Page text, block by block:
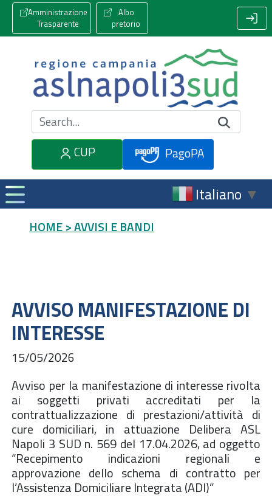
Amministrazione
Trasparente
Albo
pretorio
Cerca nel sito
CUP
PagoPA
Italiano ▼
HOME > AVVISI E BANDI
AVVISO MANIFESTAZIONE DI
INTERESSE
15/05/2026
Avviso per la manifestazione di interesse rivolta
ai soggetti privati accreditati per la
contrattualizzazione di prestazioni/attività di
cure domiciliari, in attuazione Delibera ASL
Napoli 3 SUD n. 569 del 17.04.2026, ad oggetto
“Recepimento indicazioni regionali e
approvazione dello schema di contratto per
l’Assistenza Domiciliare Integrata (ADI)”